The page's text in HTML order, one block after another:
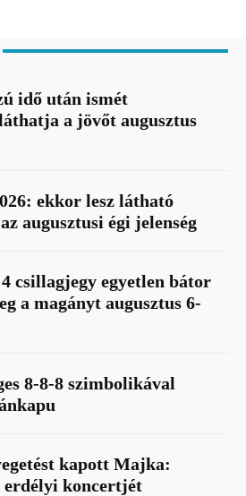
idő után ismét
a jövőt augusztus
ekkor lesz látható
augusztusi égi jelenség
csillagjegy egyetlen bátor
a magányt augusztus 6-
8-8-8 szimbolikával
kapott Majka:
erdélyi koncertjét